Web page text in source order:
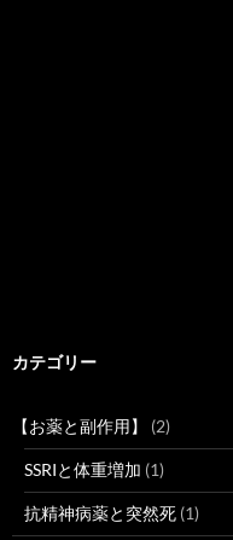
カテゴリー
【お薬と副作用】 (2)
SSRIと体重増加 (1)
抗精神病薬と突然死 (1)